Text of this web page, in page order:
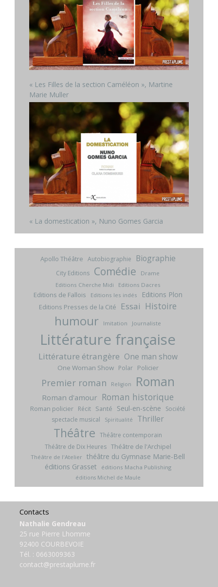
« Les Filles de la section Caméléon », Martine
Marie Muller
« La domestication », Nuno Gomes Garcia
Apollo Théâtre Autobiographie Biographie
City Editions Comédie
Drame
Editions Cherche Midi
Editions Dacres
Editions de Fallois Editions les indés Editions Plon
Editions Presses de la Cité Essai Histoire
humour Imitation Journaliste
Littérature française
Littérature étrangère One man show
One Woman Show Polar Policier
Premier roman Religion Roman
Roman d'amour Roman historique
Roman policier Récit Santé Seul-en-scène
Société
spectacle musical
Spiritualité Thriller
Théâtre Théâtre contemporain
Théâtre de Dix Heures Théâtre de l'Archipel
Théâtre de l'Atelier théâtre du Gymnase Marie-Bell
éditions Grasset
éditions Macha Publishing
éditions Michel de Maule
Contacts
Nathalie Gendreau
25 rue Pierre Lhomme
92400 COURBEVOIE
Tél. : 0663009363
contact@prestaplume.fr